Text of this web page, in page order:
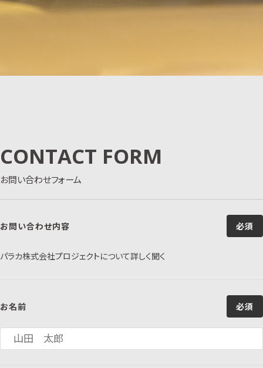
CONTACT FORM
お問い合わせフォーム
お問い合わせ内容 必須
パラカ株式会社プロジェクトについて詳しく聞く
お名前 必須